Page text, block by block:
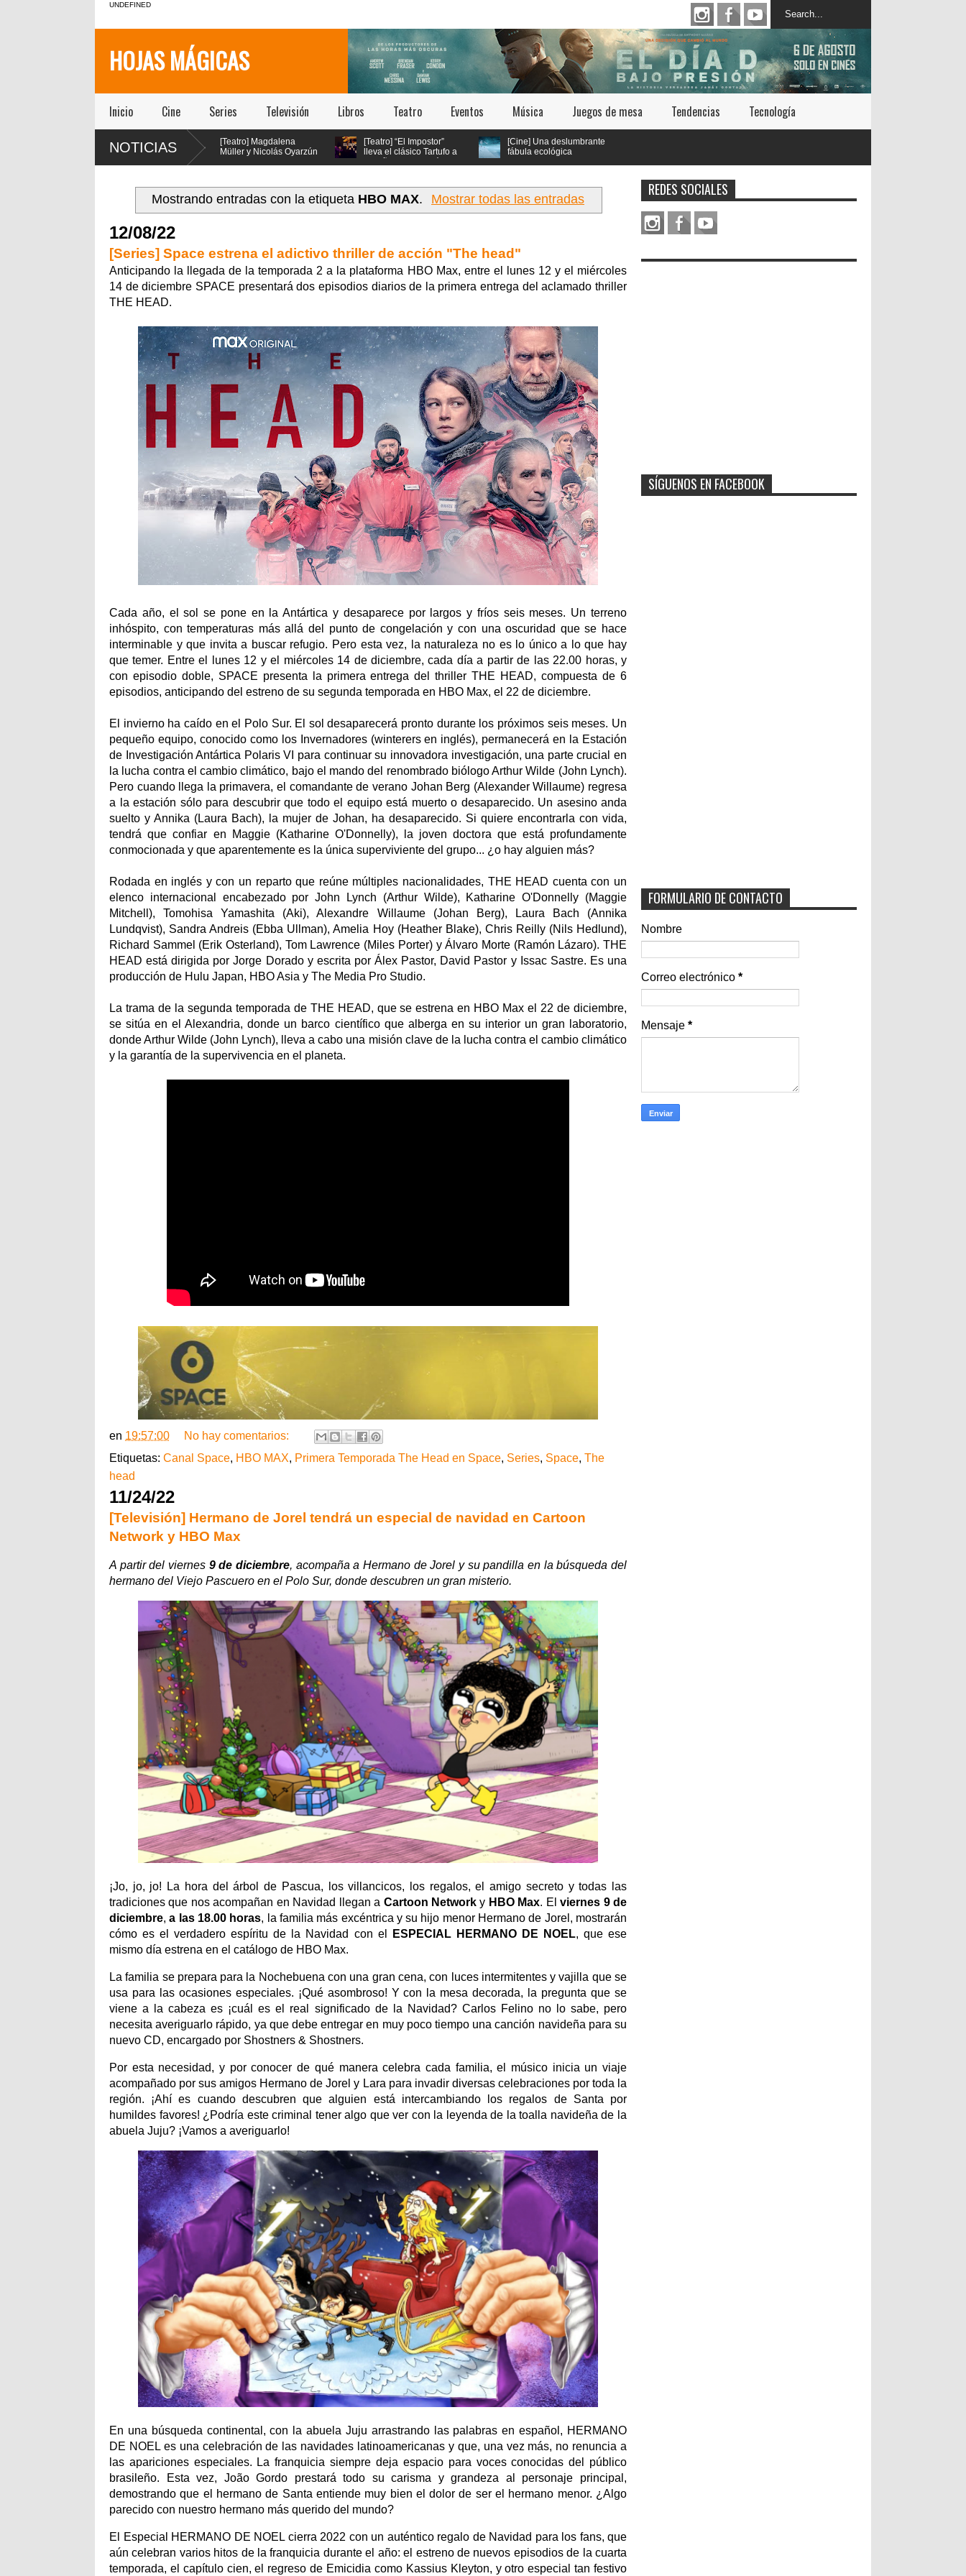
UNDEFINED
HOJAS MÁGICAS
Inicio Cine Series Televisión Libros Teatro Eventos Música Juegos de mesa Tendencias Tecnología
NOTICIAS
[Teatro] María Gracia
Omegna protagoniza
[Teatro] Magdalena
Müller y Nicolás Oyarzún
protagonizan el regreso
[Teatro] “El Impostor”
lleva el clásico Tartufo a
[Cine] Una deslumbrante
fábula ecológica
Mostrando entradas con la etiqueta HBO MAX. Mostrar todas las entradas
12/08/22
[Series] Space estrena el adictivo thriller de acción "The head"
Anticipando la llegada de la temporada 2 a la plataforma HBO Max, entre el lunes 12 y el miércoles
14 de diciembre SPACE presentará dos episodios diarios de la primera entrega del aclamado thriller
THE HEAD.
Cada año, el sol se pone en la Antártica y desaparece por largos y fríos seis meses. Un terreno
inhóspito, con temperaturas más allá del punto de congelación y con una oscuridad que se hace
interminable y que invita a buscar refugio. Pero esta vez, la naturaleza no es lo único a lo que hay
que temer. Entre el lunes 12 y el miércoles 14 de diciembre, cada día a partir de las 22.00 horas, y
con episodio doble, SPACE presenta la primera entrega del thriller THE HEAD, compuesta de 6
episodios, anticipando del estreno de su segunda temporada en HBO Max, el 22 de diciembre.
El invierno ha caído en el Polo Sur. El sol desaparecerá pronto durante los próximos seis meses. Un
pequeño equipo, conocido como los Invernadores (winterers en inglés), permanecerá en la Estación
de Investigación Antártica Polaris VI para continuar su innovadora investigación, una parte crucial en
la lucha contra el cambio climático, bajo el mando del renombrado biólogo Arthur Wilde (John Lynch).
Pero cuando llega la primavera, el comandante de verano Johan Berg (Alexander Willaume) regresa
a la estación sólo para descubrir que todo el equipo está muerto o desaparecido. Un asesino anda
suelto y Annika (Laura Bach), la mujer de Johan, ha desaparecido. Si quiere encontrarla con vida,
tendrá que confiar en Maggie (Katharine O'Donnelly), la joven doctora que está profundamente
conmocionada y que aparentemente es la única superviviente del grupo... ¿o hay alguien más?
Rodada en inglés y con un reparto que reúne múltiples nacionalidades, THE HEAD cuenta con un
elenco internacional encabezado por John Lynch (Arthur Wilde), Katharine O'Donnelly (Maggie
Mitchell), Tomohisa Yamashita (Aki), Alexandre Willaume (Johan Berg), Laura Bach (Annika
Lundqvist), Sandra Andreis (Ebba Ullman), Amelia Hoy (Heather Blake), Chris Reilly (Nils Hedlund),
Richard Sammel (Erik Osterland), Tom Lawrence (Miles Porter) y Álvaro Morte (Ramón Lázaro). THE
HEAD está dirigida por Jorge Dorado y escrita por Álex Pastor, David Pastor y Issac Sastre. Es una
producción de Hulu Japan, HBO Asia y The Media Pro Studio.
La trama de la segunda temporada de THE HEAD, que se estrena en HBO Max el 22 de diciembre,
se sitúa en el Alexandria, donde un barco científico que alberga en su interior un gran laboratorio,
donde Arthur Wilde (John Lynch), lleva a cabo una misión clave de la lucha contra el cambio climático
y la garantía de la supervivencia en el planeta.
en 19:57:00
No hay comentarios:
Etiquetas: Canal Space, HBO MAX, Primera Temporada The Head en Space, Series, Space, The
head
11/24/22
[Televisión] Hermano de Jorel tendrá un especial de navidad en Cartoon
Network y HBO Max
A partir del viernes 9 de diciembre, acompaña a Hermano de Jorel y su pandilla en la búsqueda del
hermano del Viejo Pascuero en el Polo Sur, donde descubren un gran misterio.
¡Jo, jo, jo! La hora del árbol de Pascua, los villancicos, los regalos, el amigo secreto y todas las
tradiciones que nos acompañan en Navidad llegan a Cartoon Network y HBO Max. El viernes 9 de
diciembre, a las 18.00 horas, la familia más excéntrica y su hijo menor Hermano de Jorel, mostrarán
cómo es el verdadero espíritu de la Navidad con el
ESPECIAL HERMANO DE NOEL, que ese
mismo día estrena en el catálogo de HBO Max.
La familia se prepara para la Nochebuena con una gran cena, con luces intermitentes y vajilla que se
usa para las ocasiones especiales. ¡Qué asombroso! Y con la mesa decorada, la pregunta que se
viene a la cabeza es ¡cuál es el real significado de la Navidad? Carlos Felino no lo sabe, pero
necesita averiguarlo rápido, ya que debe entregar en muy poco tiempo una canción navideña para su
nuevo CD, encargado por Shostners & Shostners.
Por esta necesidad, y por conocer de qué manera celebra cada familia, el músico inicia un viaje
acompañado por sus amigos Hermano de Jorel y Lara para invadir diversas celebraciones por toda la
región. ¡Ahí es cuando descubren que alguien está intercambiando los regalos de Santa por
humildes favores! ¿Podría este criminal tener algo que ver con la leyenda de la toalla navideña de la
abuela Juju? ¡Vamos a averiguarlo!
En una búsqueda continental, con la abuela Juju arrastrando las palabras en español, HERMANO
DE NOEL es una celebración de las navidades latinoamericanas y que, una vez más, no renuncia a
las apariciones especiales. La franquicia siempre deja espacio para voces conocidas del público
brasileño. Esta vez, João Gordo prestará todo su carisma y grandeza al personaje principal,
demostrando que el hermano de Santa entiende muy bien el dolor de ser el hermano menor. ¿Algo
parecido con nuestro hermano más querido del mundo?
El Especial HERMANO DE NOEL cierra 2022 con un auténtico regalo de Navidad para los fans, que
aún celebran varios hitos de la franquicia durante el año: el estreno de nuevos episodios de la cuarta
temporada, el capítulo cien, el regreso de Emicidia como Kassius Kleyton, y otro especial tan festivo
REDES SOCIALES
SÍGUENOS EN FACEBOOK
FORMULARIO DE CONTACTO
Nombre
Correo electrónico *
Mensaje *